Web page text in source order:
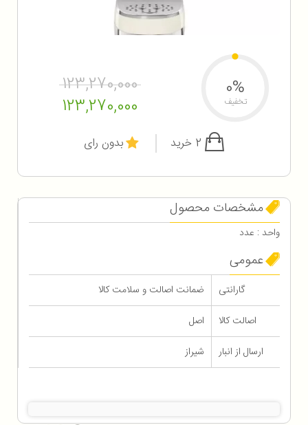
123,270,000
123,270,000
0%
تخفیف
بدون رای
مشخصات محصول
واحد : عدد
عمومی
گارانتی
ضمانت اصالت و سلامت کالا
اصالت کالا
اصل
ارسال از انبار
شیراز